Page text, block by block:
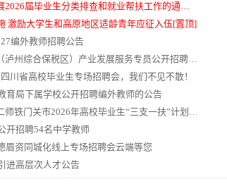
届毕业生分类排查和就业帮扶工作的通知[置顶]
激励大学生和高原地区适龄青年应征入伍[置顶]
编外教师招聘公告
州综合保税区）产业发展服务专员公开招聘公告
川省高校毕业生专场招聘会，我们不见不散！
育局下属学校公开招聘编外教师的公告
门关市2026年高校毕业生“三支一扶”计划招募公告
开招聘54名中学教师
眉资同城化线上专场招聘会云端等您
进高层次人才公告